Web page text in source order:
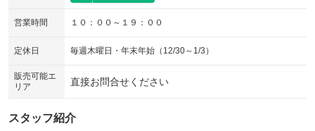
営業時間 １０：００～１９：００
定休日 毎週木曜日・年末年始（12/30～1/3）
販売可能エ
リア
直接お問合せください
スタッフ紹介